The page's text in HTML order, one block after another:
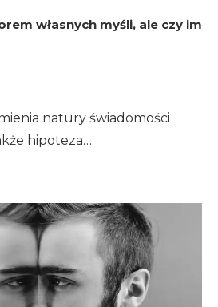
własnych myśli, ale czy im
natury świadomości
hipoteza…